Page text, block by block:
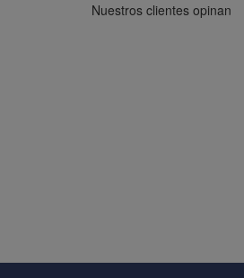
Nuestros clientes opinan